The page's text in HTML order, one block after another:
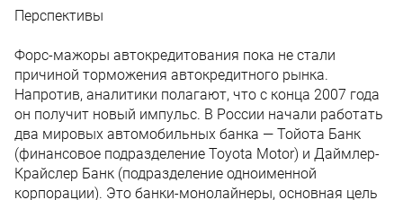
Перспективы
Форс-мажоры автокредитования пока не стали
причиной торможения автокредитного рынка.
Напротив, аналитики полагают, что с конца 2007 года
он получит новый импульс. В России начали работать
два мировых автомобильных банка — Тойота Банк
(финансовое подразделение Toyota Motor) и Даймлер-
Крайслер Банк (подразделение одноименной
корпорации). Это банки-монолайнеры, основная цель